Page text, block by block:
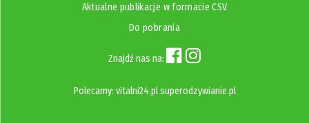
Aktualne publikacje w formacie CSV
Do pobrania
Znajdź nas na:
Polecamy: vitalni24.pl superodzywianie.pl